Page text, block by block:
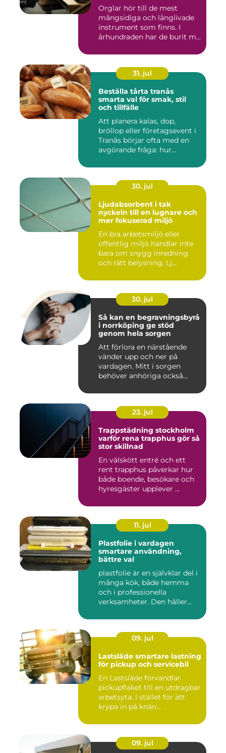
Orglar hör till de mest
mångsidiga och långlivade
instrument som finns. I
århundraden har de burit m...
31. jul
Beställa tårta tranås
smarta val för smak, stil
och tillfälle
Att planera kalas, dop,
bröllop eller företagsevent i
Tranås börjar ofta med en
avgörande fråga: hur...
30. jul
Ljudabsorbent i tak
nyckeln till en lugnare och
mer fokuserad miljö
En bra arbetsmiljö eller
offentlig miljö handlar inte
bara om snygg inredning
och rätt belysning. Lj...
30. jul
Så kan en begravningsbyrå
i norrköping ge stöd
genom hela sorgen
Att förlora en närstående
vänder upp och ner på
vardagen. Mitt i sorgen
behöver anhöriga också
23. jul
Trappstädning stockholm
varför rena trapphus gör så
stor skillnad
En välskött entré och ett
rent trapphus påverkar hur
både boende, besökare och
hyresgäster upplever ...
11. jul
Plastfolie i vardagen
smartare användning,
bättre val
plastfolie är en självklar del i
många kök, både hemma
och i professionella
verksamheter. Den håller...
09. jul
Lastsläde smartare lastning
för pickup och servicebil
En Lastsläde förvandlar
pickupflaket till en utdragbar
arbetsyta. I stället för att
krypa in på knän...
09. jul